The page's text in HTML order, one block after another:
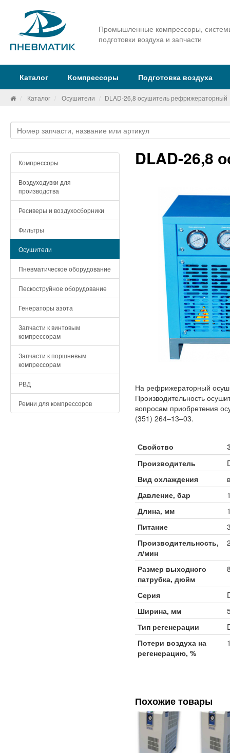
Промышленные компрессоры,
подготовки воздуха и запчасти
Каталог Компрессоры Подготовка воздуха
Каталог Осушители DLAD-26,8 осушитель рефрижераторный
Компрессоры
Воздуходувки для
производства
Ресиверы и воздухосборники
Фильтры
Осушители
Пневматическое оборудование
Пескоструйное оборудование
Генераторы азота
Запчасти к винтовым
компрессорам
Запчасти к поршневым
компрессорам
РВД
Ремни для компрессоров
DLAD-26,8
На рефрижераторный
Производительность
вопросам приобретения
(351) 264‒13‒03.
Свойство
Производитель
Вид охлаждения
Давление, бар
Длина, мм
Питание
Производительность,
л/мин
Размер выходного
патрубка, дюйм
Серия
Ширина, мм
Тип регенерации
Потери воздуха на
регенерацию, %
Похожие товары